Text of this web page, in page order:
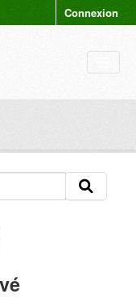
Connexion